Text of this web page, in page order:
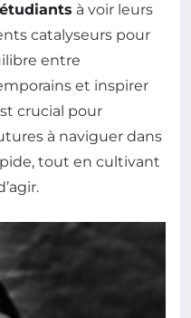
étudiants à voir leurs
catalyseurs pour
entre
et inspirer
crucial pour
à naviguer dans
tout en cultivant